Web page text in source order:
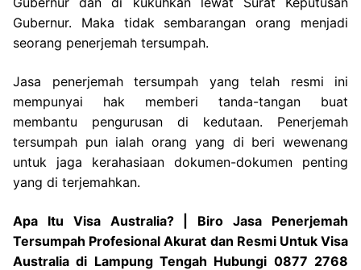
Gubernur. Maka tidak sembarangan orang menjadi
seorang penerjemah tersumpah.
Jasa penerjemah tersumpah yang telah resmi ini
mempunyai hak memberi tanda-tangan buat
membantu pengurusan di kedutaan. Penerjemah
tersumpah pun ialah orang yang di beri wewenang
untuk jaga kerahasiaan dokumen-dokumen penting
yang di terjemahkan.
Apa Itu Visa Australia? | Biro Jasa Penerjemah
Tersumpah Profesional Akurat dan Resmi Untuk Visa
Australia di Lampung Tengah Hubungi 0877 2768